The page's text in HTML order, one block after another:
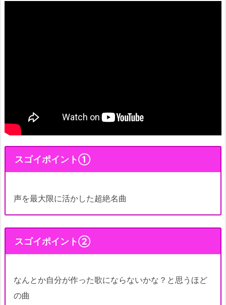
スゴイポイント①
声を最大限に活かした超絶名曲
スゴイポイント②
なんとか自分が作った歌にならないかな？と思うほど
の曲